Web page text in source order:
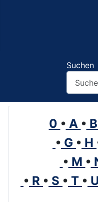
Suchen
0 • A • B
• G • H
• M •
• R • S • T • U